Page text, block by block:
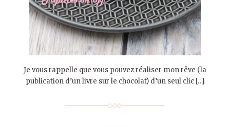
Je vous rappelle que vous pouvez réaliser mon rêve (la
publication d’un livre sur le chocolat) d’un seul clic […]